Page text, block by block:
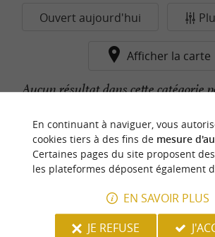
Ouvert aujourd'hui
Afficher la carte
Aucun résultat dans cette catégorie
En continuant à naviguer, vous
cookies tiers à des fins de mesure
Certaines pages du site proposent des
les plateformes déposent également
EN SAVOIR PLUS
JE REFUSE